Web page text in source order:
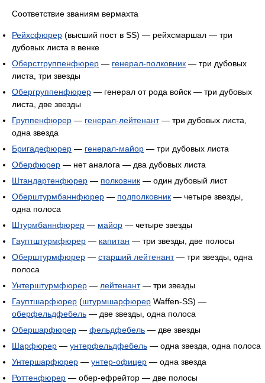
Соответствие званиям вермахта
Рейхсфюрер (высший пост в SS) — рейхсмаршал — три
дубовых листа в венке
Оберстгруппенфюрер — генерал-полковник — три дубовых
листа, три звезды
Обергруппенфюрер — генерал от рода войск — три дубовых
листа, две звезды
Группенфюрер — генерал-лейтенант— три дубовых листа,
одна звезда
Бригадефюрер — генерал-майор — три дубовых листа
Оберфюрер — нет аналога — два дубовых листа
Штандартенфюрер — полковник — один дубовый лист
Оберштурмбаннфюрер — подполковник — четыре звезды,
одна полоса
Штурмбаннфюрер — майор — четыре звезды
Гауптштурмфюрер — капитан — три звезды, две полосы
Оберштурмфюрер — старший лейтенант— три звезды, одна
полоса
Унтерштурмфюрер — лейтенант— три звезды
Гауптшарфюрер (штурмшарфюрер Waffen-SS) —
оберфельдфебель — две звезды, одна полоса
Обершарфюрер — фельдфебель — две звезды
Шарфюрер — унтерфельдфебель — одна звезда, одна полоса
Унтершарфюрер — унтер-офицер — одна звезда
Роттенфюрер — обер-ефрейтор — две полосы